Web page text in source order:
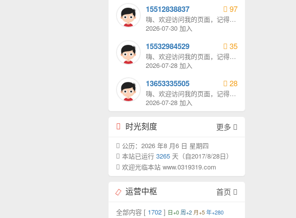
15512838837 97
嗨、欢迎访问我的页面，记得给
我发消息哦。
2026-07-30 加入
15532984529 35
嗨、欢迎访问我的页面，记得给
我发消息哦。
2026-07-28 加入
13653335505 28
嗨、欢迎访问我的页面，记得给
我发消息哦。
2026-07-28 加入
时光刻度 更多
公历：2026 年8 月6 日 星期四
本站已运行 3265 天（自2017/8/28日）
欢迎光临本站 www.0319319.com
运营中枢 首页
全部内容 [ 1702] 日+0 周+2 月+5 年+280